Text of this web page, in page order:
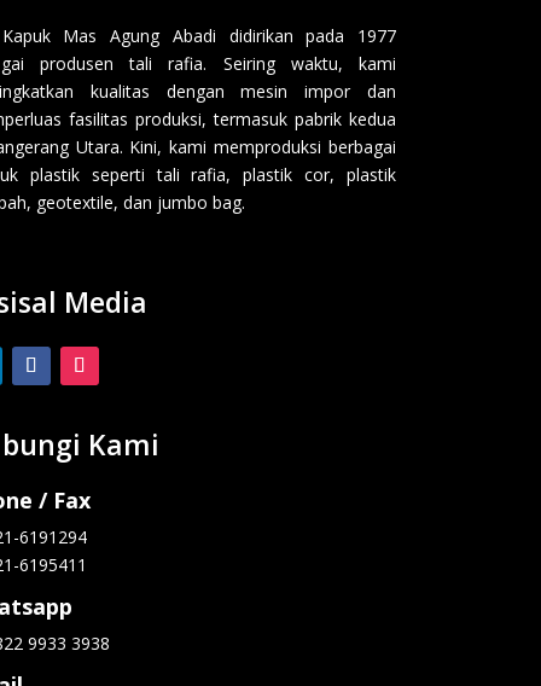
Mas Agung Abadi didirikan pada 1977
produsen tali rafia. Seiring waktu, kami
kualitas dengan mesin impor dan
fasilitas produksi, termasuk pabrik kedua
Utara. Kini, kami memproduksi berbagai
plastik seperti tali rafia, plastik cor, plastik
geotextile, dan jumbo bag.
Media
Kami
/ Fax
6191294
6195411
9933 3938